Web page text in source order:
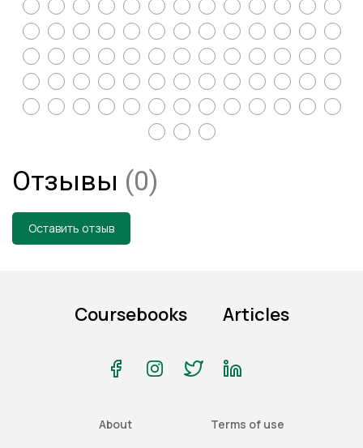
Отзывы (0)
Оставить отзыв
Coursebooks Articles
About Terms of use